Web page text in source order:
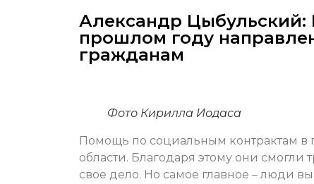
Александр Цыбульский:
прошлом году
гражданам
Фото Кирилла Иодаса
Помощь по социальным контрактам в
области. Благодаря этому они смогли
свое дело. Но самое главное – люди